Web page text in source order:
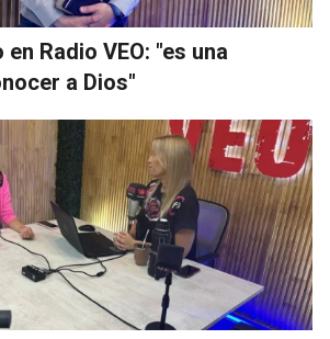
Radio VEO: "es una
a Dios"